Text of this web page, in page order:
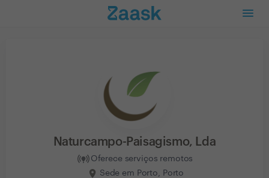
Naturcampo-Paisagismo, Lda
Oferece serviços remotos
Sede em Porto, Porto